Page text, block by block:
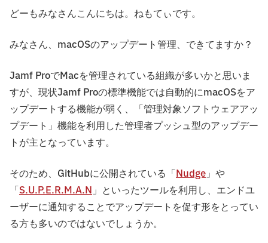
どーもみなさんこんにちは。ねもてぃです。
みなさん、macOSのアップデート管理、できてますか？
Jamf ProでMacを管理されている組織が多いかと思いま
すが、現状Jamf Proの標準機能では自動的にmacOSをア
ップデートする機能が弱く、「管理対象ソフトウェアアッ
プデート」機能を利用した管理者プッシュ型のアップデー
トが主となっています。
そのため、GitHubに公開されている「Nudge」や
「S.U.P.E.R.M.A.N」といったツールを利用し、エンドユ
ーザーに通知することでアップデートを促す形をとってい
る方も多いのではないでしょうか。